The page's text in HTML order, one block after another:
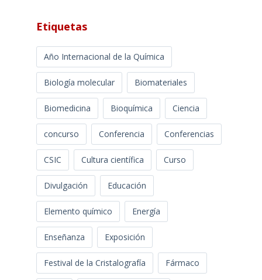
Etiquetas
Año Internacional de la Química
Biología molecular Biomateriales
Biomedicina Bioquímica Ciencia
concurso Conferencia Conferencias
CSIC Cultura científica Curso
Divulgación Educación
Elemento químico Energía
Enseñanza Exposición
Festival de la Cristalografía Fármaco